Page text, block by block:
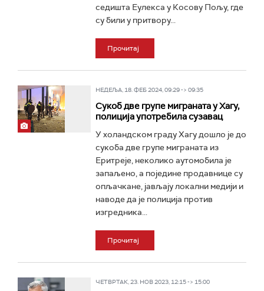
седишта Еулекса у Косову Пољу, где
су били у притвору...
Прочитај
НЕДЕЉА, 18. ФЕБ 2024, 09:29 -> 09:35
Сукоб две групе миграната у Хагу,
полиција употребила сузавац
У холандском граду Хагу дошло је до
сукоба две групе миграната из
Еритреје, неколико аутомобила је
запаљено, а поједине продавнице су
опљачкане, јављају локални медији и
наводе да је полиција против
изгредника...
Прочитај
ЧЕТВРТАК, 23. НОВ 2023, 12:15 -> 15:00